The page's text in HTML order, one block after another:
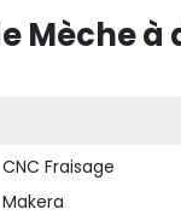
Mèche
CNC Fraisage
Makera